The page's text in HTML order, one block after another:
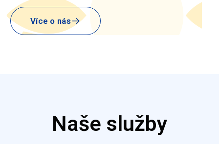
Více o nás
Naše služby